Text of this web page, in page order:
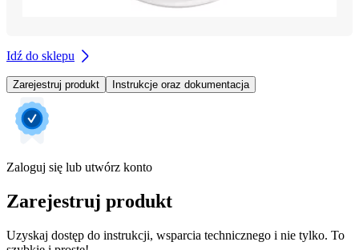
Idź do sklepu
Zarejestruj produkt Instrukcje oraz dokumentacja
Zaloguj się lub utwórz konto
Zarejestruj produkt
Uzyskaj dostęp do instrukcji, wsparcia technicznego i nie tylko. To